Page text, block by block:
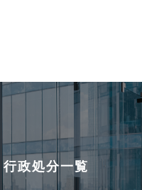
行政処分一覧